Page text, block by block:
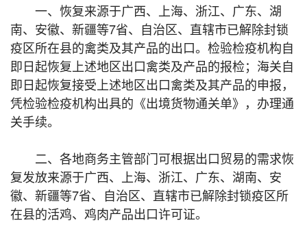
一、恢复来源于广西、上海、浙江、广东、湖
南、安徽、新疆等7省、自治区、直辖市已解除封锁
疫区所在县的禽类及其产品的出口。检验检疫机构自
即日起恢复上述地区出口禽类及产品的报检；海关自
即日起恢复接受上述地区出口禽类及其产品的申报，
凭检验检疫机构出具的《出境货物通关单》，办理通
关手续。
二、各地商务主管部门可根据出口贸易的需求恢
复发放来源于广西、上海、浙江、广东、湖南、安
徽、新疆等7省、自治区、直辖市已解除封锁疫区所
在县的活鸡、鸡肉产品出口许可证。